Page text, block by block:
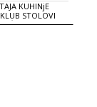
KUHINjE
STOLOVI
SOBE